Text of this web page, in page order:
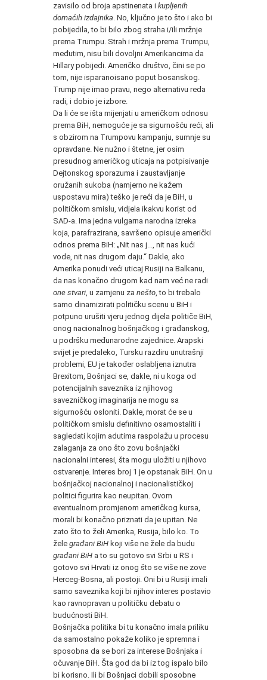
zavisilo od broja apstinenata i kupljenih
domaćih izdajnika . No, ključno je to što i ako bi
pobijedila, to bi bilo zbog straha i/ili mržnje
prema Trumpu. Strah i mržnja prema Trumpu,
međutim, nisu bili dovoljni Amerikancima da
Hillary pobijedi. Američko društvo, čini se po
tom, nije isparanoisano poput bosanskog.
Trump nije imao pravu, nego alternativu reda
radi, i dobio je izbore.
Da li će se išta mijenjati u američkom odnosu
prema BiH, nemoguće je sa sigurnošću reći, ali
s obzirom na Trumpovu kampanju, sumnje su
opravdane. Ne nužno i štetne, jer osim
presudnog američkog uticaja na potpisivanje
Dejtonskog sporazuma i zaustavljanje
oružanih sukoba (namjerno ne kažem
uspostavu mira) teško je reći da je BiH, u
političkom smislu, vidjela ikakvu korist od
SAD-a. Ima jedna vulgarna narodna izreka
koja, parafrazirana, savršeno opisuje američki
odnos prema BiH: „Nit nas j..., nit nas kući
vode, nit nas drugom daju.“ Dakle, ako
Amerika ponudi veći uticaj Rusiji na Balkanu,
da nas konačno drugom kad nam već ne radi
one stvari , u zamjenu za nešto , to bi trebalo
samo dinamizirati političku scenu u BiH i
potpuno urušiti vjeru jednog dijela političe BiH,
onog nacionalnog bošnjačkog i građanskog,
u podršku međunarodne zajednice. Arapski
svijet je predaleko, Tursku razdiru unutrašnji
problemi, EU je također oslabljena iznutra
Brexitom, Bošnjaci se, dakle, ni u koga od
potencijalnih saveznika iz njihovog
savezničkog imaginarija ne mogu sa
sigurnošću osloniti. Dakle, morat će se u
političkom smislu definitivno osamostaliti i
sagledati kojim adutima raspolažu u procesu
zalaganja za ono što zovu bošnjački
nacionalni interesi, šta mogu uložiti u njihovo
ostvarenje. Interes broj 1 je opstanak BiH. On u
bošnjačkoj nacionalnoj i nacionalističkoj
politici figurira kao neupitan. Ovom
eventualnom promjenom američkog kursa,
morali bi konačno priznati da je upitan. Ne
zato što to želi Amerika, Rusija, bilo ko. To
žele građani BiH koji više ne žele da budu
građani BiH a to su gotovo svi Srbi u RS i
gotovo svi Hrvati iz onog što se više ne zove
Herceg-Bosna, ali postoji. Oni bi u Rusiji imali
samo saveznika koji bi njihov interes postavio
kao ravnopravan u političku debatu o
budućnosti BiH.
Bošnjačka politika bi tu konačno imala priliku
da samostalno pokaže koliko je spremna i
sposobna da se bori za interese Bošnjaka i
očuvanje BiH. Šta god da bi iz tog ispalo bilo
bi korisno. Ili bi Bošnjaci dobili sposobne